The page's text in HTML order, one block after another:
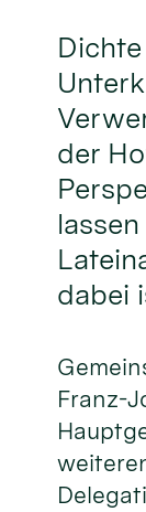
der
dabei
Franz-